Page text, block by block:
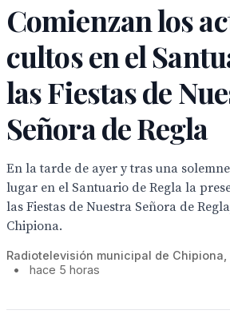
Comienzan los
cultos en el
las Fiestas de
Señora de Regla
En la tarde de ayer y tras una
lugar en el Santuario de Regla la
las Fiestas de Nuestra Señora de
Chipiona.
Radiotelevisión municipal de
•
hace 5 horas